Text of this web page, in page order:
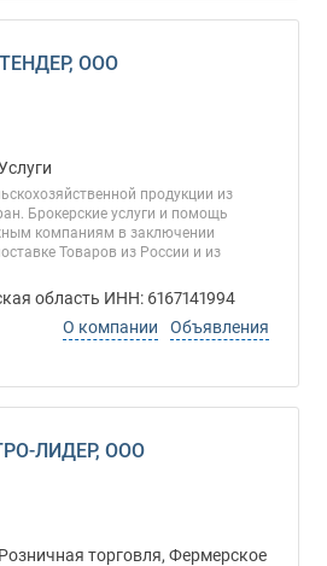
ООО
продукции из
Брокерские услуги и помощь
компаниям в заключении
Товаров из России и из
область ИНН: 6167141994
О компании
Объявления
ЛИДЕР, ООО
торговля, Фермерское